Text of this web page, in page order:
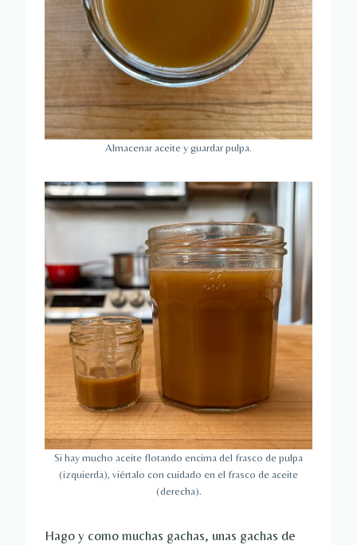
Almacenar aceite y guardar pulpa.
Si hay mucho aceite flotando encima del frasco de pulpa
(izquierda), viértalo con cuidado en el frasco de aceite
(derecha).
Hago y como muchas gachas, unas gachas de